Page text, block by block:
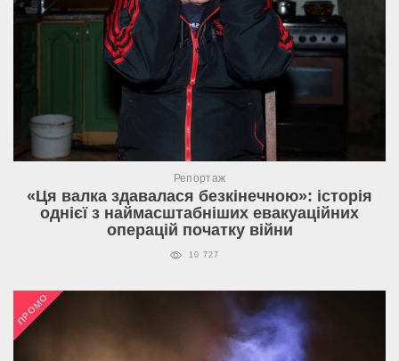
Репортаж
«Ця валка здавалася безкінечною»: історія
однієї з наймасштабніших евакуаційних
операцій початку війни
10 727
ПРОМО